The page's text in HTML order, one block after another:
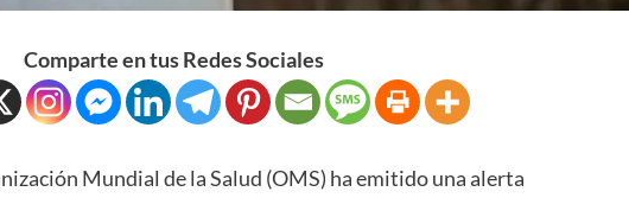
Comparte en tus Redes Sociales
Mundial de la Salud (OMS) ha emitido una alerta